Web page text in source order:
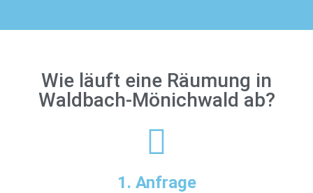
Wie läuft eine Räumung in
Waldbach-Mönichwald ab?
1. Anfrage